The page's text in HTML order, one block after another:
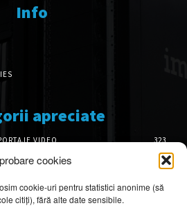
cookies
cookie-uri pentru statistici anonime (să
citiți), fără alte date sensibile.
Info
apreciate
VIDEO
323
INTERIOARE
126
INTERIOR
64